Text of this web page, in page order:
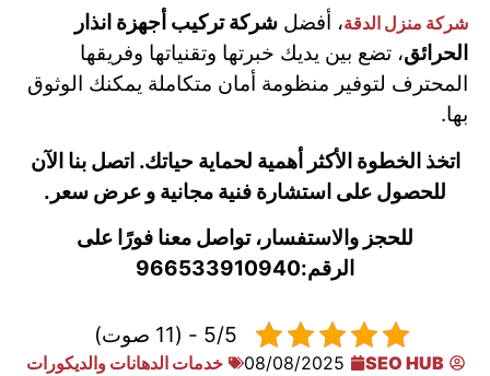
شركة منزل الدقة، أفضل شركة تركيب أجهزة انذار
الحرائق، تضع بين يديك خبرتها وتقنياتها وفريقها
المحترف لتوفير منظومة أمان متكاملة يمكنك الوثوق
بها.
اتخذ الخطوة الأكثر أهمية لحماية حياتك. اتصل بنا الآن
للحصول على استشارة فنية مجانية و عرض سعر.
للحجز والاستفسار، تواصل معنا فورًا على
الرقم:966533910940
5/5 - (11 صوت)
SEO HUB
08/08/2025
خدمات الدهانات والديكورات